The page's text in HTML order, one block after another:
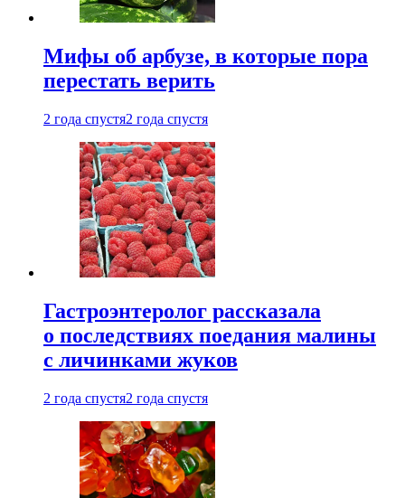
Мифы об арбузе, в которые пора
перестать верить
2 года спустя2 года спустя
Гастроэнтеролог рассказала
о последствиях поедания малины
с личинками жуков
2 года спустя2 года спустя